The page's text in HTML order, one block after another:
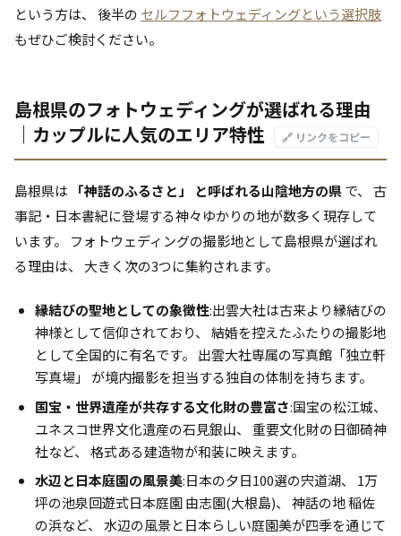
という方は、 後半の セルフフォトウェディングという選択肢
もぜひご検討ください。
島根県のフォトウェディングが選ばれる理由
｜カップルに人気のエリア特性
🔗 リンクをコピー
島根県は 「神話のふるさと」 と呼ばれる山陰地方の県で、 古
事記・日本書紀に登場する神々ゆかりの地が数多く現存して
います。 フォトウェディングの撮影地として島根県が選ばれ
る理由は、 大きく次の3つに集約されます。
縁結びの聖地としての象徴性:出雲大社は古来より縁結びの
神様として信仰されており、 結婚を控えたふたりの撮影地
として全国的に有名です。 出雲大社専属の写真館「独立軒
写真場」 が境内撮影を担当する独自の体制を持ちます。
国宝・世界遺産が共存する文化財の豊富さ:国宝の松江城、
ユネスコ世界文化遺産の石見銀山、 重要文化財の日御碕神
社など、 格式ある建造物が和装に映えます。
水辺と日本庭園の風景美:日本の夕日100選の宍道湖、 1万
坪の池泉回遊式日本庭園 由志園(大根島)、 神話の地 稲佐
の浜など、 水辺の風景と日本らしい庭園美が四季を通じて